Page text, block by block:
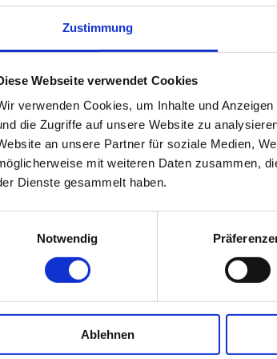
Zustimmung
Webseite verwendet Cookies
verwenden Cookies, um Inhalte und
die Zugriffe auf unsere Website zu
an unsere Partner für soziale Medien,
mit weiteren Daten zusammen,
Dienste gesammelt haben.
Notwendig
Ablehnen